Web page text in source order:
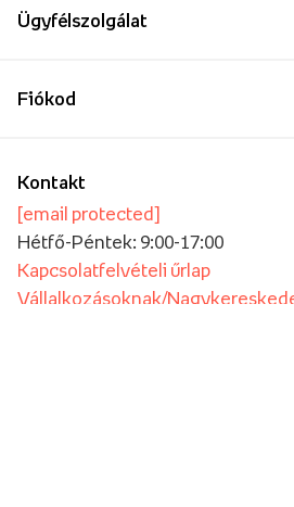
Ügyfélszolgálat
Kontakt
[email protected]
Hétfő-Péntek: 9:00-17:00
Kapcsolatfelvételi űrlap
Vállalkozásoknak/
Fiókod